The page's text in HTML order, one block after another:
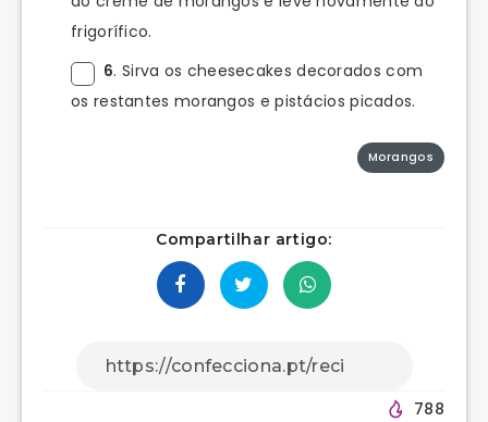
frigorífico.
6. Sirva os cheesecakes decorados com
os restantes morangos e pistácios picados.
Morangos
Compartilhar artigo:
788